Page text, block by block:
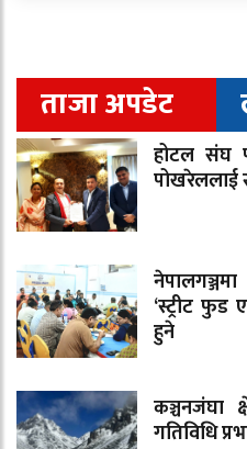
ताजा अपडेट
होटल संघ
पोखरेललाई
‘स्ट्रीट
हुने
कञ्चनजंघा
गतिविधि